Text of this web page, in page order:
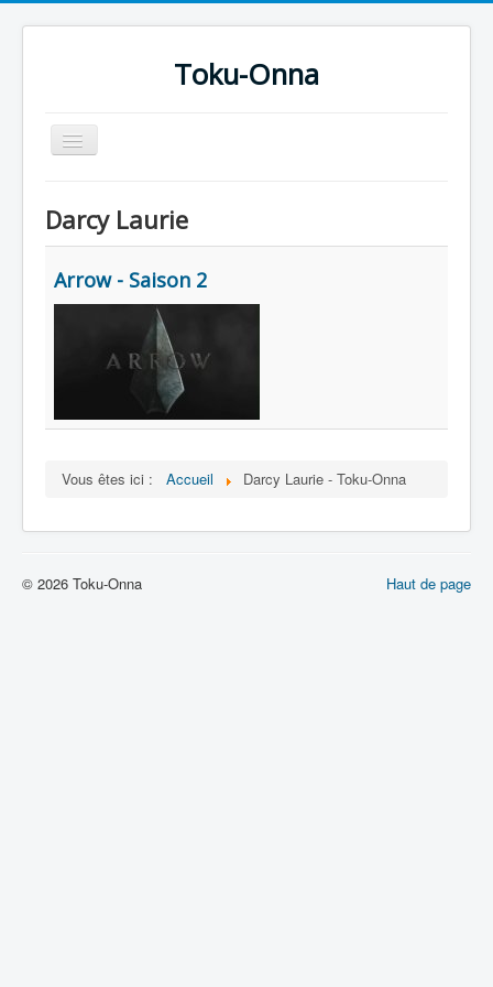
Toku-Onna
Basculer
la
Toku-Actrices
Toku-Critiques
Séries
Dessins
Darcy Laurie
Arrow - Saison 2
Vous êtes ici : Accueil Darcy Laurie - Toku-Onna
Haut de page
© 2026 Toku-Onna